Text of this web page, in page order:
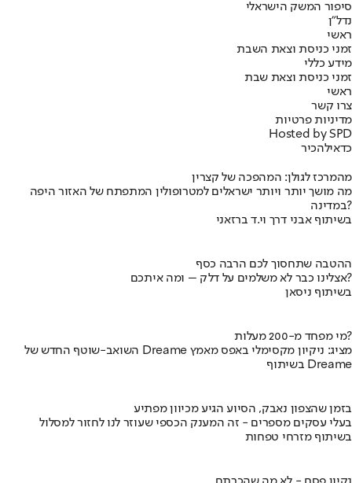
סיפור המשק הישראלי
נדל"ן
ראשי
זמני כניסת וצאת השבת
מידע כללי
זמני כניסת וצאת שבת
ראשי
צרו קשר
מדיניות פרטיות
Hosted by SPD
כדאילהכיר
מהמרכז לגולן: המהפכה של קצרין
מה מושך יותר ויותר ישראלים למטרופולין המתפתח של האזור היפה
במדינה?
בשיתוף אבני דרך וי.ד ברזאני
ההטבה שתחסוך לכם הרבה כסף
אצלינו כבר לא משלמים על דלק – ומה איתכם?
בשיתוף ניסאן
מי מפחד מ-200 מעלות?
השואב-שוטף החדש של Dreame מציג: ניקיון מקסימלי באפס מאמץ
בשיתוף Dreame
בזמן שהצפון נאבק, הסיוע הגיע מכיוון מפתיע
בעלי עסקים מספרים - זה המענק הכספי שעוזר לנו לחזור למסלול
בשיתוף מזרחי טפחות